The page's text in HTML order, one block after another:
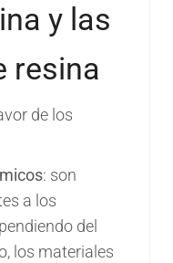
y las
resina
de los
: son
a los
del
los materiales